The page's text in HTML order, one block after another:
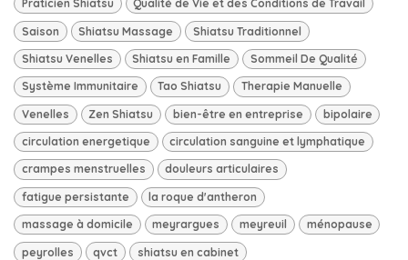
Praticien Shiatsu Qualité de Vie et des Conditions de Travail
Saison Shiatsu Massage Shiatsu Traditionnel
Shiatsu Venelles Shiatsu en Famille Sommeil De Qualité
Système Immunitaire Tao Shiatsu Therapie Manuelle
Venelles Zen Shiatsu bien-être en entreprise bipolaire
circulation energetique circulation sanguine et lymphatique
crampes menstruelles douleurs articulaires
fatigue persistante la roque d'antheron
massage à domicile meyrargues meyreuil ménopause
peyrolles qvct shiatsu en cabinet